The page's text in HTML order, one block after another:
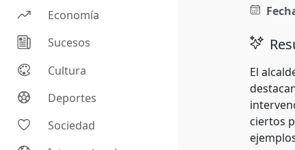
Economía
Sucesos
Cultura
Deportes
Sociedad
El
ciertos